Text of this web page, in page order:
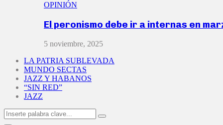
OPINIÓN
El peronismo debe ir a internas en
5 noviembre, 2025
LA PATRIA SUBLEVADA
MUNDO SECTAS
JAZZ Y HABANOS
“SIN RED”
JAZZ
Search
for:
Search